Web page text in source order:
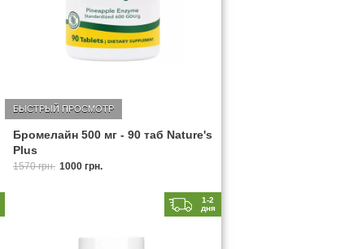
Бромелайн 500 мг - 90 таб Nature's
Plus
БЫСТРЫЙ ПРОСМОТР
1570 грн. 1000 грн.
1-2
дня